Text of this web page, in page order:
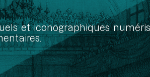
et iconographiques